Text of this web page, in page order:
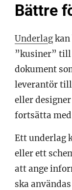
Bättre
Underlagkan
”kusiner”
dokument
leverantör
eller
fortsätta med
Ett underlag
eller ett
att ange
ska